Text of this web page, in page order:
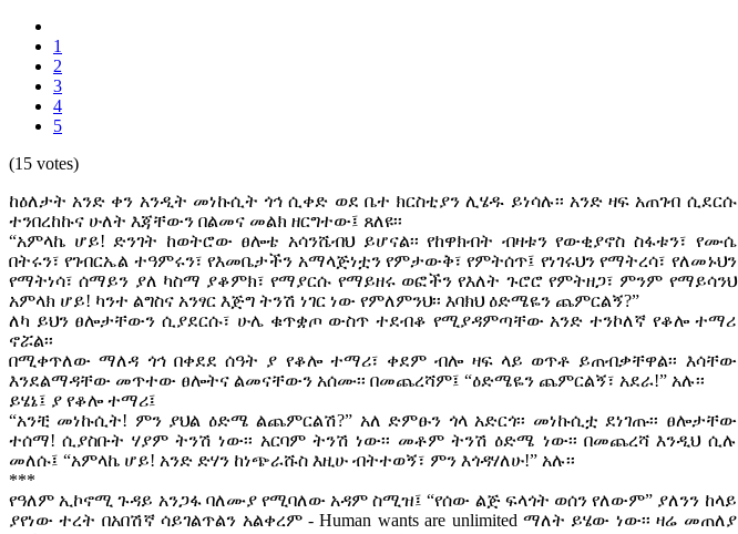
1
2
3
4
5
(15 votes)
ከዕለታት አንድ ቀን አንዲት መነኩሲት ጎኅ ሲቀድ ወደ ቤተ ክርስቲያን ሊሄዱ ይነሳሉ፡፡ አንድ ዛፍ አጠገብ ሲደርሱ
ተንበረከኩና ሁለት እጃቸውን በልመና መልክ ዘርግተው፤ ጸለዩ፡፡
“አምላኬ ሆይ! ድንገት ከወትሮው ፀሎቴ አሳንሼብህ ይሆናል፡፡ የከዋክብት ብዛቱን የውቂያኖስ ስፋቱን፣ የሙሴ
በትሩን፣ የገብርኤል ተዓምሩን፣ የእመቤታችን አማላጅነቷን የምታውቅ፣ የምትሰጥ፤ የነገሩህን የማትረሳ፣ የለመኑህን
የማትነሳ፣ ሰማይን ያለ ካስማ ያቆምክ፣ የማያርሱ የማይዘሩ ወፎችን የእለት ጉሮሮ የምትዘጋ፣ ምንም የማይሳንህ
አምላክ ሆይ! ካንተ ልግስና አንፃር እጅግ ትንሽ ነገር ነው የምለምንህ፡፡ እባክህ ዕድሜዬን ጨምርልኝ?”
ለካ ይህን ፀሎታቸውን ሲያደርሱ፣ ሁሌ ቁጥቋጦ ውስጥ ተደብቆ የሚያዳምጣቸው አንድ ተንኮለኛ የቆሎ ተማሪ
ኖሯል፡፡
በሚቀጥለው ማለዳ ጎኅ በቀደደ ሰዓት ያ የቆሎ ተማሪ፣ ቀደም ብሎ ዛፍ ላይ ወጥቶ ይጠብቃቸዋል፡፡ እሳቸው
እንደልማዳቸው መጥተው ፀሎትና ልመናቸውን አሰሙ፡፡ በመጨረሻም፤ “ዕድሜዬን ጨምርልኝ፣ አደራ!” አሉ፡፡
ይሄኔ፤ ያ የቆሎ ተማሪ፤
“አንቺ መነኩሲት! ምን ያህል ዕድሜ ልጨምርልሽ?” አለ ድምፁን ጎላ አድርጎ፡፡ መነኩሲቷ ደነገጡ፡፡ ፀሎታቸው
ተሰማ! ሲያስቡት ሃያም ትንሽ ነው፡፡ አርባም ትንሽ ነው፡፡ መቶም ትንሽ ዕድሜ ነው፡፡ በመጨረሻ እንዲህ ሲሉ
መለሱ፤ “አምላኬ ሆይ! አንድ ድሃን ከነጭራሹስ እዚሁ ብትተወኝ፣ ምን እጎዳሃለሁ!” አሉ፡፡
***
የዓለም ኢኮኖሚ ጉዳይ አንጋፋ ባለሙያ የሚባለው አዳም ስሚዝ፤ “የሰው ልጅ ፍላጎት ወሰን የለውም” ያለንን ከላይ
ያየነው ተረት በአበሽኛ ሳይገልጥልን አልቀረም - Human wants are unlimited ማለት ይሄው ነው፡፡ ዛሬ መጠለያ